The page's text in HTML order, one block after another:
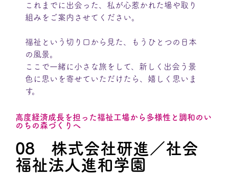
これまでに出会った、私が心惹かれた場や取り
組みをご案内させてください。
福祉という切り口から見た、もうひとつの日本
の風景。
ここで一緒に小さな旅をして、新しく出会う景
色に思いを寄せていただけたら、嬉しく思いま
す。
高度経済成長を担った福祉工場から多様性と調和のい
のちの森づくりへ
08 株式会社研進／社会
福祉法人進和学園